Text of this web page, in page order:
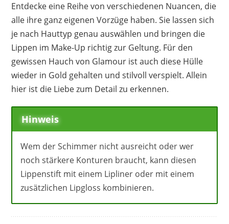
Entdecke eine Reihe von verschiedenen Nuancen, die
alle ihre ganz eigenen Vorzüge haben. Sie lassen sich
je nach Hauttyp genau auswählen und bringen die
Lippen im Make-Up richtig zur Geltung. Für den
gewissen Hauch von Glamour ist auch diese Hülle
wieder in Gold gehalten und stilvoll verspielt. Allein
hier ist die Liebe zum Detail zu erkennen.
Hinweis
Wem der Schimmer nicht ausreicht oder wer
noch stärkere Konturen braucht, kann diesen
Lippenstift mit einem Lipliner oder mit einem
zusätzlichen Lipgloss kombinieren.